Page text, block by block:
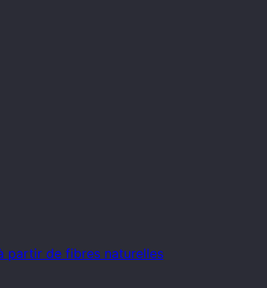
partir de fibres naturelles